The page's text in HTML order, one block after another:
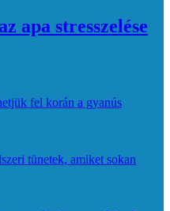
apa stresszelése
fel korán a gyanús
tünetek, amiket sokan